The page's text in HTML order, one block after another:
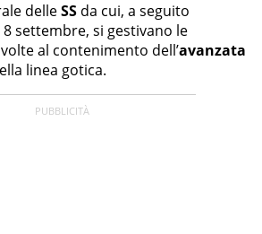
delleSS da cui, a seguito
8 settembre, si gestivano le
al contenimento dell’avanzata
linea gotica.